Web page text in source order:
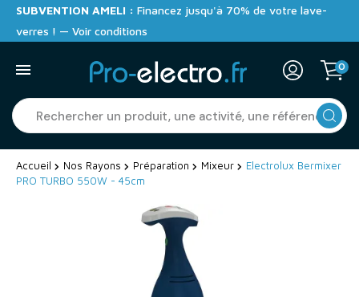
SUBVENTION AMELI : Financez jusqu'à 70% de votre lave-
verres ! — Voir conditions
0
Accueil Nos Rayons Préparation Mixeur
Electrolux Bermixer
PRO TURBO 550W - 45cm